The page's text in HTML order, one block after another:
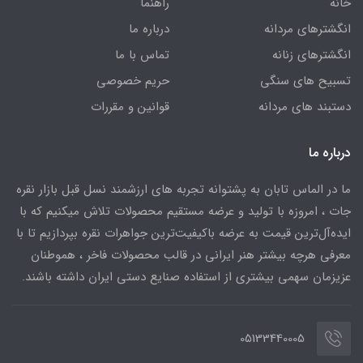
انگشترهای مردانه
انگشترهای زنانه
تسبیح های سنگی
دستبند های مردانه
درباره ما
تماس با ما
حریم خصوصی
قوانین و مقررات
درباره ما
ما در الماس تابان به پشتوانه تجربه های ارزشمند نسل قبل بازار نقره
جات ، امروزه با تولید و عرضه مستقیم محصولات تلاش میکنیم که با
ایده‌آل‌ترین قیمت به عرضه باکیفیت‌ترین جواهرات نقره بپردازیم تا با
معرفی هرچه بیشتر هنر ایرانی در قالب محصولات فاخر ، هموطنان
عزیزمان سهمی بیشتری از استفاده صنایع دستی ایران داشته باشند.
05133440005